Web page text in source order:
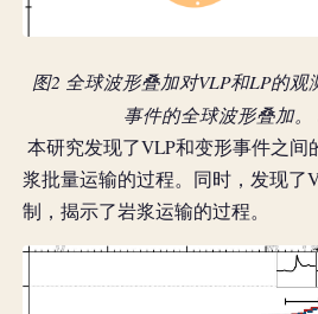
图2 全球波形叠加对VLP和LP的
事件的全球波形叠加
 本研究发现了VLP和变形事件之
浆批量运输的过程。同时，发现了
制，揭示了岩浆运输的过程。